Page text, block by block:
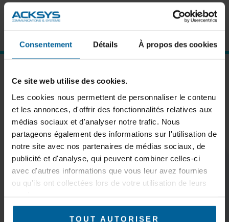
Consentement Détails À propos des cookies
Ce site web utilise des cookies.
Les cookies nous permettent de personnaliser le contenu
et les annonces, d'offrir des fonctionnalités relatives aux
médias sociaux et d'analyser notre trafic. Nous
partageons également des informations sur l'utilisation de
notre site avec nos partenaires de médias sociaux, de
publicité et d'analyse, qui peuvent combiner celles-ci
avec d'autres informations que vous leur avez fournies
ou qu'ils ont collectées lors de votre utilisation de leurs
TOUT AUTORISER
Forgot password?Click here to reset
New User?
Subscribe
KEEP IN TOUCH